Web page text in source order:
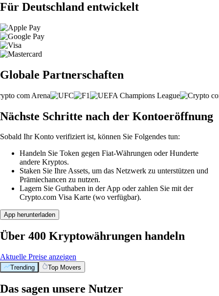
Für Deutschland entwickelt
Globale Partnerschaften
Nächste Schritte nach der Kontoeröffnung
Sobald Ihr Konto verifiziert ist, können Sie Folgendes tun:
Handeln Sie Token gegen Fiat-Währungen oder Hunderte
andere Kryptos.
Staken Sie Ihre Assets, um das Netzwerk zu unterstützen und
Prämiechancen zu nutzen.
Lagern Sie Guthaben in der App oder zahlen Sie mit der
Crypto.com Visa Karte (wo verfügbar).
App herunterladen
Über 400 Kryptowährungen handeln
Aktuelle Preise anzeigen
Trending Top Movers
Das sagen unsere Nutzer